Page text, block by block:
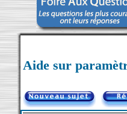
Aide sur